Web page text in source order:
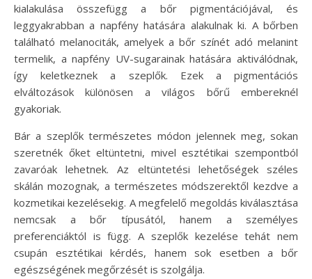
kialakulása összefügg a bőr pigmentációjával, és
leggyakrabban a napfény hatására alakulnak ki. A bőrben
található melanociták, amelyek a bőr színét adó melanint
termelik, a napfény UV-sugarainak hatására aktiválódnak,
így keletkeznek a szeplők. Ezek a pigmentációs
elváltozások különösen a világos bőrű embereknél
gyakoriak.
Bár a szeplők természetes módon jelennek meg, sokan
szeretnék őket eltüntetni, mivel esztétikai szempontból
zavaróak lehetnek. Az eltüntetési lehetőségek széles
skálán mozognak, a természetes módszerektől kezdve a
kozmetikai kezelésekig. A megfelelő megoldás kiválasztása
nemcsak a bőr típusától, hanem a személyes
preferenciáktól is függ. A szeplők kezelése tehát nem
csupán esztétikai kérdés, hanem sok esetben a bőr
egészségének megőrzését is szolgálja.